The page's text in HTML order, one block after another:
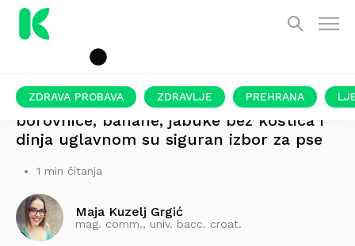
ZDRAVA PROBAVA ZDRAVLJE PREHRANA
borovnice, banane, jabuke bez koštica i
dinja uglavnom su siguran izbor za pse
1 min čitanja
Maja Kuzelj Grgić
mag. comm., univ. bacc. croat.